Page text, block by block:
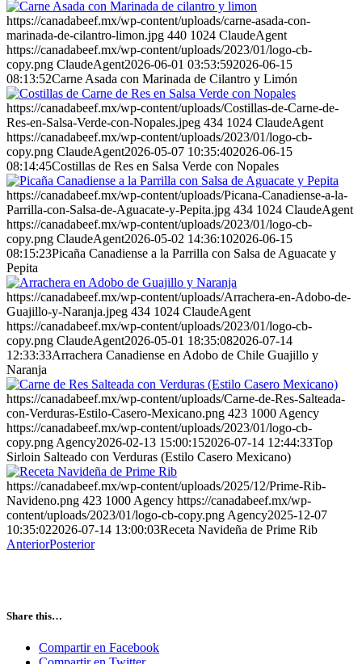
https://canadabeef.mx/wp-content/uploads/carne-asada-con-
marinada-de-cilantro-limon.jpg 440 1024 ClaudeAgent
https://canadabeef.mx/wp-content/uploads/2023/01/logo-cb-
copy.png ClaudeAgent2026-06-01 03:53:592026-06-15
08:13:52Carne Asada con Marinada de Cilantro y Limón
https://canadabeef.mx/wp-content/uploads/Costillas-de-Carne-de-
Res-en-Salsa-Verde-con-Nopales.jpeg 434 1024 ClaudeAgent
https://canadabeef.mx/wp-content/uploads/2023/01/logo-cb-
copy.png ClaudeAgent2026-05-07 10:35:402026-06-15
08:14:45Costillas de Res en Salsa Verde con Nopales
https://canadabeef.mx/wp-content/uploads/Picana-Canadiense-a-la-
Parrilla-con-Salsa-de-Aguacate-y-Pepita.jpg 434 1024 ClaudeAgent
https://canadabeef.mx/wp-content/uploads/2023/01/logo-cb-
copy.png ClaudeAgent2026-05-02 14:36:102026-06-15
08:15:23Picaña Canadiense a la Parrilla con Salsa de Aguacate y
Pepita
https://canadabeef.mx/wp-content/uploads/Arrachera-en-Adobo-de-
Guajillo-y-Naranja.jpeg 434 1024 ClaudeAgent
https://canadabeef.mx/wp-content/uploads/2023/01/logo-cb-
copy.png ClaudeAgent2026-05-01 18:35:082026-07-14
12:33:33Arrachera Canadiense en Adobo de Chile Guajillo y
Naranja
https://canadabeef.mx/wp-content/uploads/Carne-de-Res-Salteada-
con-Verduras-Estilo-Casero-Mexicano.png 423 1000 Agency
https://canadabeef.mx/wp-content/uploads/2023/01/logo-cb-
copy.png Agency2026-02-13 15:00:152026-07-14 12:44:33Top
Sirloin Salteado con Verduras (Estilo Casero Mexicano)
https://canadabeef.mx/wp-content/uploads/2025/12/Prime-Rib-
Navideno.png 423 1000 Agency https://canadabeef.mx/wp-
content/uploads/2023/01/logo-cb-copy.png Agency2025-12-07
10:35:022026-07-14 13:00:03Receta Navideña de Prime Rib
AnteriorPosterior
Share this…
Compartir en Facebook